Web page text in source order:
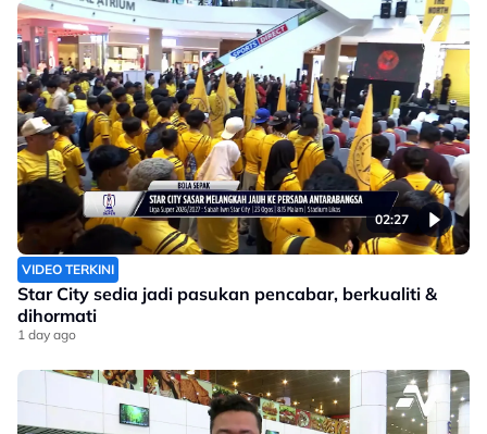
02:27
VIDEO TERKINI
Star City sedia jadi pasukan pencabar, berkualiti &
dihormati
1 day ago